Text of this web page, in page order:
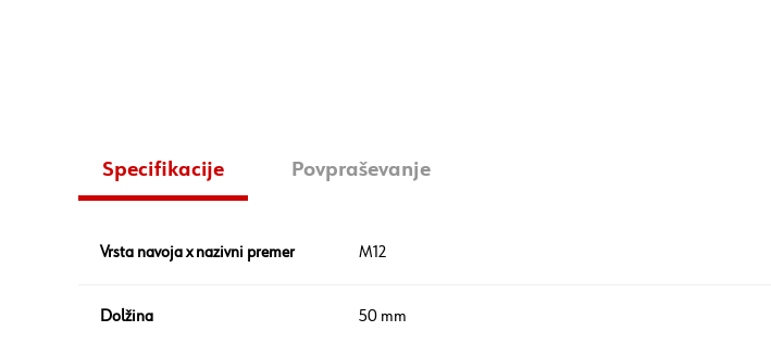
Specifikacije Povpraševanje
Vrsta navoja x nazivni premer M12
Dolžina 50 mm